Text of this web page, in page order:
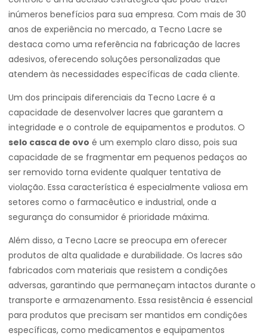
inúmeros benefícios para sua empresa. Com mais de 30
anos de experiência no mercado, a Tecno Lacre se
destaca como uma referência na fabricação de lacres
adesivos, oferecendo soluções personalizadas que
atendem às necessidades específicas de cada cliente.
Um dos principais diferenciais da Tecno Lacre é a
capacidade de desenvolver lacres que garantem a
integridade e o controle de equipamentos e produtos. O
selo casca de ovo é um exemplo claro disso, pois sua
capacidade de se fragmentar em pequenos pedaços ao
ser removido torna evidente qualquer tentativa de
violação. Essa característica é especialmente valiosa em
setores como o farmacêutico e industrial, onde a
segurança do consumidor é prioridade máxima.
Além disso, a Tecno Lacre se preocupa em oferecer
produtos de alta qualidade e durabilidade. Os lacres são
fabricados com materiais que resistem a condições
adversas, garantindo que permaneçam intactos durante o
transporte e armazenamento. Essa resistência é essencial
para produtos que precisam ser mantidos em condições
específicas, como medicamentos e equipamentos